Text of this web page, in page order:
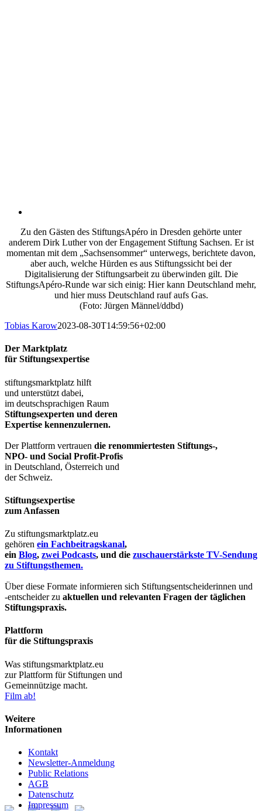
Zu den Gästen des StiftungsApéro in Dresden gehörte unter
anderem Dirk Luther von der Engagement Stiftung Sachsen. Er ist
momentan mit dem „Sachsensommer“ unterwegs, berichtete davon,
aber auch, welche Hürden es aus Stiftungssicht bei der
Digitalisierung der Stiftungsarbeit zu überwinden gilt. Die
StiftungsApéro-Runde war sich einig: Hier kann Deutschland mehr,
und hier muss Deutschland rauf aufs Gas.
(Foto: Jürgen Männel/ddbd)
Tobias Karow2023-08-30T14:59:56+02:00
Der Marktplatz
für Stiftungsexpertise
stiftungsmarktplatz hilft
und unterstützt dabei,
im deutschsprachigen Raum
Stiftungsexperten und deren
Expertise kennenzulernen.
Der Plattform vertrauen die renommiertesten Stiftungs-,
NPO- und Social Profit-Profis
in Deutschland, Österreich und
der Schweiz.
Stiftungsexpertise
zum Anfassen
Zu stiftungsmarktplatz.eu
gehören ein Fachbeitragskanal,
ein Blog, zwei Podcasts, und die zuschauerstärkste TV-Sendung
zu Stiftungsthemen.
Über diese Formate informieren sich Stiftungsentscheiderinnen und
-entscheider zu aktuellen und relevanten Fragen der täglichen
Stiftungspraxis.
Plattform
für die Stiftungspraxis
Was stiftungsmarktplatz.eu
zur Plattform für Stiftungen und
Gemeinnützige macht.
Film ab!
Weitere
Informationen
Kontakt
Newsletter-Anmeldung
Public Relations
AGB
Datenschutz
Impressum